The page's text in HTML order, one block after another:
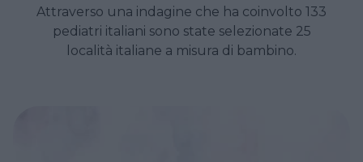
Attraverso una indagine che ha coinvolto 133
pediatri italiani sono state selezionate 25
località italiane a misura di bambino.